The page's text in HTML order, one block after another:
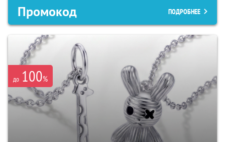
Промокод ПОДРОБНЕЕ
до 100%